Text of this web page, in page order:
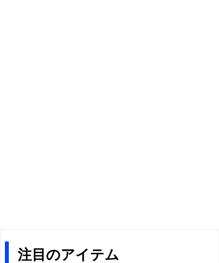
注目のアイテム